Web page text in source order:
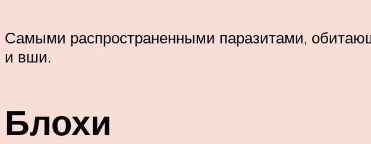
Самыми распространенными паразитами,
и вши.
Блохи